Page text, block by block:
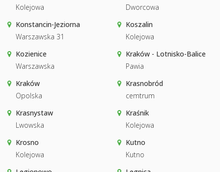
Kolejowa
Dworcowa
Konstancin-Jeziorna
Warszawska 31
Koszalin
Kolejowa
Kozienice
Warszawska
Kraków - Lotnisko-Balice
Pawia
Kraków
Opolska
Krasnobród
cemtrum
Krasnystaw
Lwowska
Kraśnik
Kolejowa
Krosno
Kolejowa
Kutno
Kutno